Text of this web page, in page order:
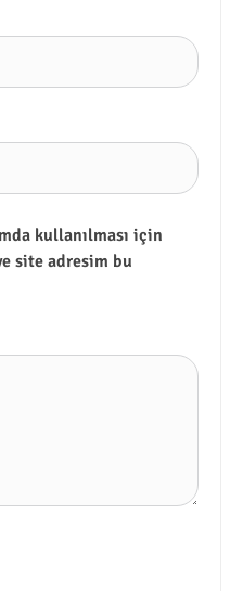
kullanılması için
site adresim bu